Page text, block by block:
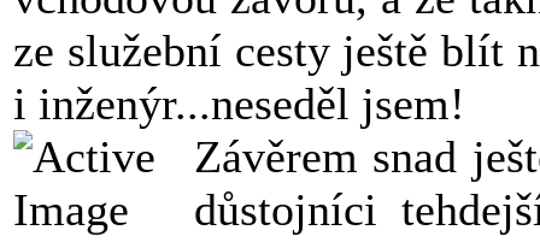
ze služební cesty ještě blít
i inženýr...neseděl jsem!
Závěrem snad
důstojníci